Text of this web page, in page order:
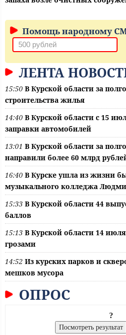
Помощь народному
ЛЕНТА
15:50 В Курской области за
строительства жилья
14:40 В Курской области с 15
заправки автомобилей
13:01 В Курской области за
направили более 60 млрд
16:40 В Курске ушла из жизни
музыкального колледжа
15:33 В Курской области 44
баллов
15:13 В Курской области 14
грозами
14:52 Из курских парков и
мешков мусора
ОПРОС
?